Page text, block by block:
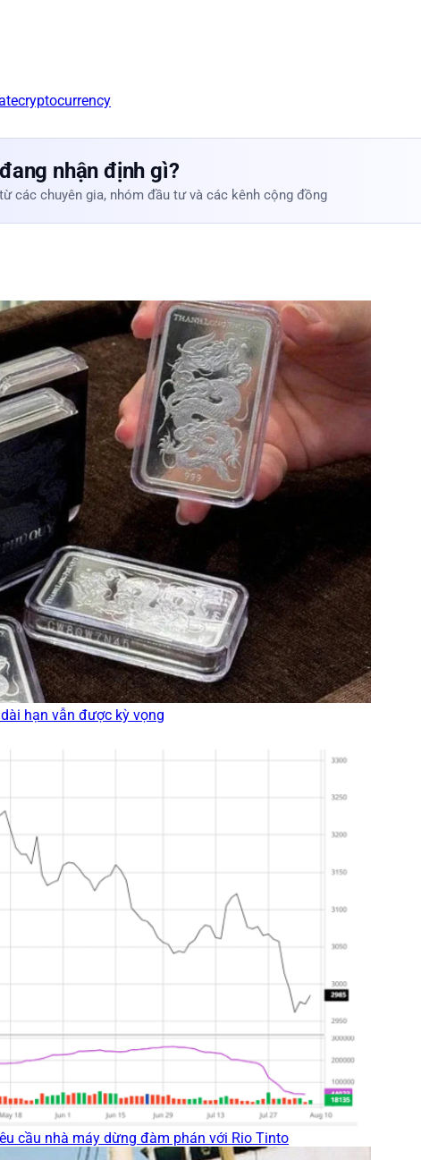
cryptocurrency
nhận định gì?
các chuyên gia, nhóm đầu tư và các kênh cộng đồng
hạn vẫn được kỳ vọng
cầu nhà máy dừng đàm phán với Rio Tinto